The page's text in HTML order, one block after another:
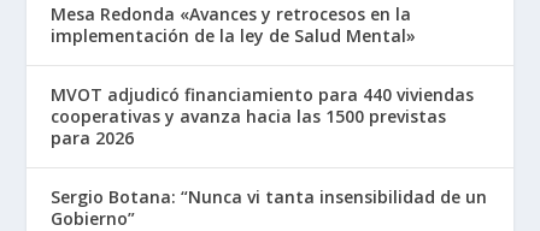
Mesa Redonda «Avances y retrocesos en la
implementación de la ley de Salud Mental»
MVOT adjudicó financiamiento para 440 viviendas
cooperativas y avanza hacia las 1500 previstas
para 2026
Sergio Botana: “Nunca vi tanta insensibilidad de un
Gobierno”